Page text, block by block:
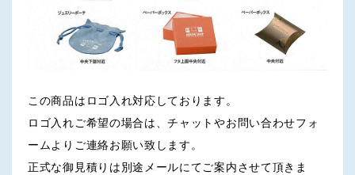
この商品はロゴ入れ対応しております。
ロゴ入れご希望の場合は、チャットやお問い合わせフォ
ームよりご連絡お願い致します。
正式な御見積りは別途メールにてご案内させて頂きま